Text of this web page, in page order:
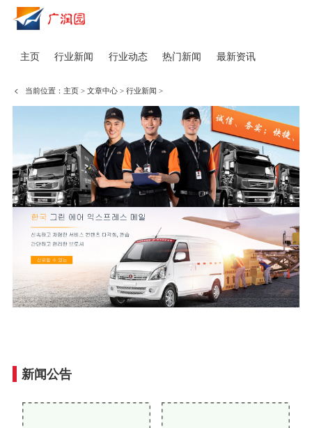
主页 行业新闻 行业动态 热门新闻 最新资讯
当前位置：主页 >文章中心 >行业新闻 >
新闻公告